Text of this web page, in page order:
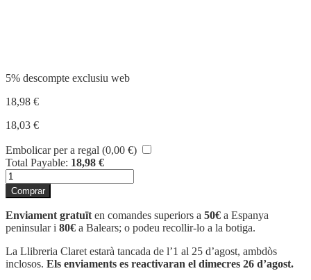
5% descompte exclusiu web
18,98 €
18,03 €
Embolicar per a regal (0,00 €)
Total Payable: 18,98 €
quantitat
de
CON
TODA
EL
ALMA
Comprar
Enviament gratuït en comandes superiors a 50€ a Espanya
peninsular i 80€ a Balears; o podeu recollir-lo a la botiga.
La Llibreria Claret estarà tancada de l’1 al 25 d’agost, ambdòs
inclosos. Els enviaments es reactivaran el dimecres 26 d’agost.